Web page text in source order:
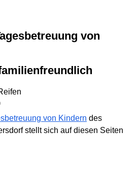
von Kindern des
stellt sich auf diesen Seiten